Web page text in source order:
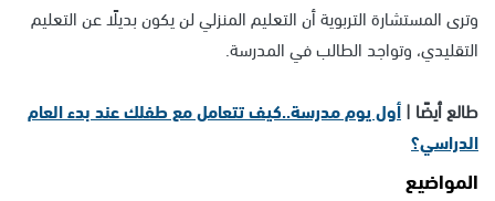
وترى المستشارة التربوية أن التعليم المنزلي لن يكون بديلًا عن التعليم
التقليدي، وتواجد الطالب في المدرسة.
طالع أيضًا |أول يوم مدرسة..كيف تتعامل مع طفلك عند بدء العام
الدراسي؟
المواضيع